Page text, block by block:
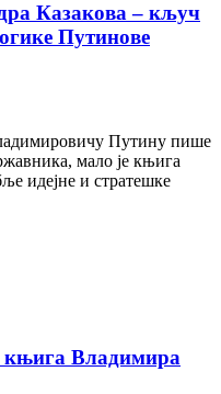
Казакова – кључ
Путинове
Путину пише
мало је књига
идејне и стратешке
књига Владимира